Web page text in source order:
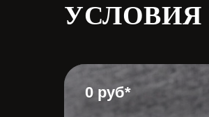
0 руб*